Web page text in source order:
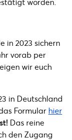
in 2023 sichern
vorab per
wir euch
in Deutschland
Formular hier
Das reine
den Zugang